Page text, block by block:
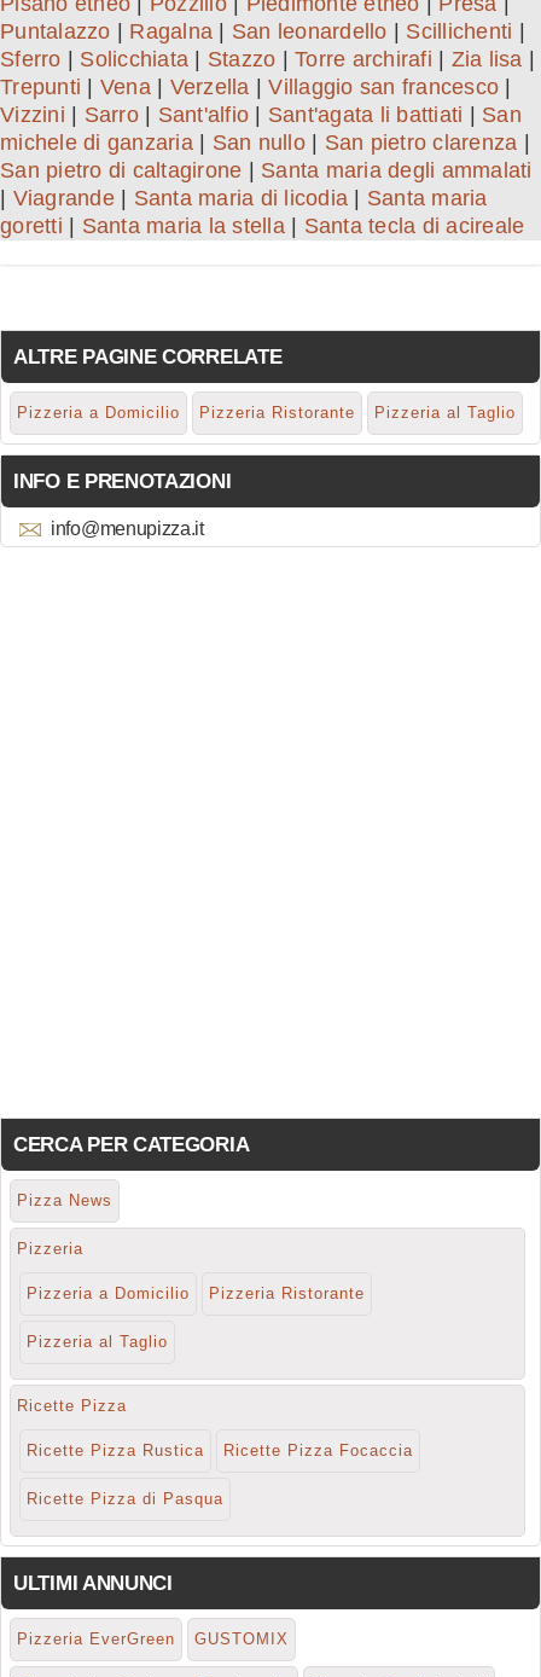
Puntalazzo
Ragalna San leonardello Scillichenti
Sferro
Solicchiata Stazzo Torre archirafi Zia lisa
Trepunti
Vena| Verzella |Villaggio san francesco
Vizzini
Sarro| Sant'alfio Sant'agata li battiati
San
michele di ganzaria| San nullo| San pietro clarenza
San pietro di caltagirone
Santa maria degli ammalati
Viagrande| Santa maria di licodia
Santa maria
goretti
Santa maria la stella| Santa tecla di acireale
ALTRE PAGINE CORRELATE
Pizzeria a Domicilio Pizzeria Ristorante Pizzeria al Taglio
INFO E PRENOTAZIONI
info@menupizza.it
CERCA PER CATEGORIA
Pizza News
Pizzeria
Pizzeria a Domicilio Pizzeria Ristorante
Pizzeria al Taglio
Ricette Pizza
Ricette Pizza Rustica Ricette Pizza Focaccia
Ricette Pizza di Pasqua
ULTIMI ANNUNCI
Pizzeria EverGreen GUSTOMIX